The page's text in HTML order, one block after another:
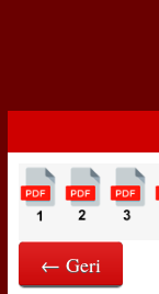
← Geri